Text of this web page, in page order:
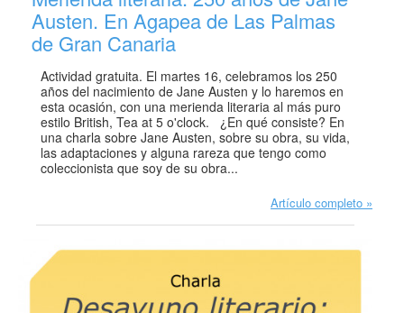
Austen. En Agapea de Las Palmas
de Gran Canaria
Actividad gratuita. El martes 16, celebramos los 250
años del nacimiento de Jane Austen y lo haremos en
esta ocasión, con una merienda literaria al más puro
estilo British, Tea at 5 o'clock. ¿En qué consiste? En
una charla sobre Jane Austen, sobre su obra, su vida,
las adaptaciones y alguna rareza que tengo como
coleccionista que soy de su obra...
Artículo completo